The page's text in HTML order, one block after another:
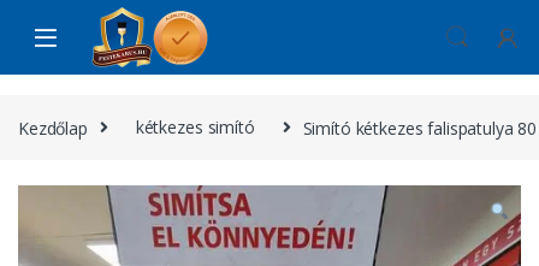
Skip to navigation
Skip to content
Kezdőlap kétkezes simító Simító kétkezes falispatulya